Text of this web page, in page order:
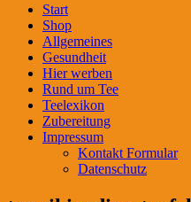
Start
Shop
Allgemeines
Gesundheit
Hier werben
Rund um Tee
Teelexikon
Zubereitung
Impressum
Kontakt Formular
Datenschutz